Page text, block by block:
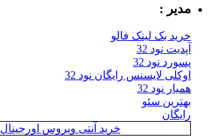
مدیر :
خرید بک لینک فالو
آپدیت نود 32
پسورد نود 32
اوکلی لایسنس رایگان نود 32
همیار نود 32
بهترین سئو
رایگان
خرید آنتی ویروس اورجینال